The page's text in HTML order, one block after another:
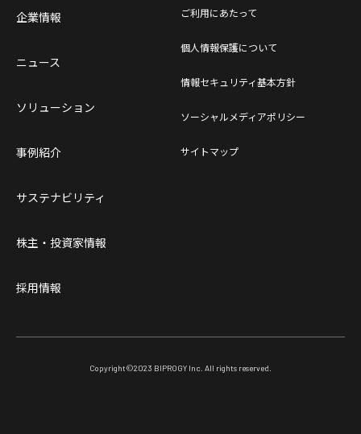
企業情報
ニュース
ソリューション
事例紹介
サステナビリティ
株主・投資家情報
採用情報
ご利用にあたって
個人情報保護について
情報セキュリティ基本方針
ソーシャルメディアポリシー
サイトマップ
Copyright©2023 BIPROGY Inc. All rights reserved.